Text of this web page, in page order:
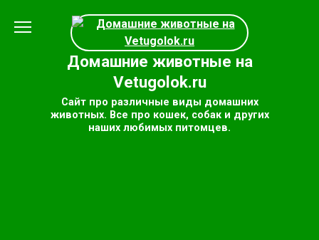
содержанию
Домашние животные на
Vetugolok.ru
Сайт про различные виды домашних
животных. Все про кошек, собак и других
наших любимых питомцев.